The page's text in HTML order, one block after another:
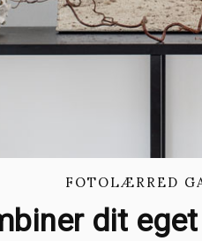
FOTOLÆRRED
dit